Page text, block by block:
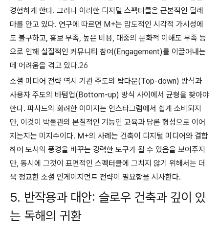
경험하게 한다. 그러나 이러한 디지털 스펙터클은 근본적인 딜레
마를 안고 있다. 연구에 따르면 M+는 압도적인 시각적 가시성에
도 불구하고, 홍보 부족, 높은 비용, 대중의 문화적 이해도 부족 등
으로 인해 실질적인 커뮤니티 참여(Engagement)를 이끌어내는
데 어려움을 겪고 있다.26
소셜 미디어 전략 역시 기관 주도의 탑다운(Top-down) 방식과
사용자 주도의 바텀업(Bottom-up) 방식 사이에서 균형을 찾아야
한다. 파사드의 화려한 이미지는 인스타그램에서 쉽게 소비되지
만, 이것이 박물관의 본질적인 기능인 교육과 담론 형성으로 이어
지는지는 미지수이다. M+의 사례는 건축이 디지털 미디어와 결합
하여 도시의 풍경을 바꾸는 강력한 도구가 될 수 있음을 보여주지
만, 동시에 그것이 표면적인 스펙터클에 그치지 않기 위해서는 더
욱 정교한 소셜 인게이지먼트 전략이 필요함을 시사한다.
5. 반작용과 대안: 슬로우 건축과 깊이 있
는 독해의 귀환